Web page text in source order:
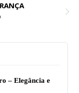
– Elegância e